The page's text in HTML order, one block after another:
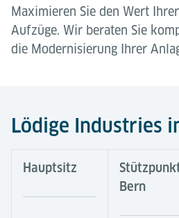
Maximieren Sie den Wert
Aufzüge. Wir beraten Sie
die Modernisierung Ihrer
Lödige Industries
Hauptsitz
Bern